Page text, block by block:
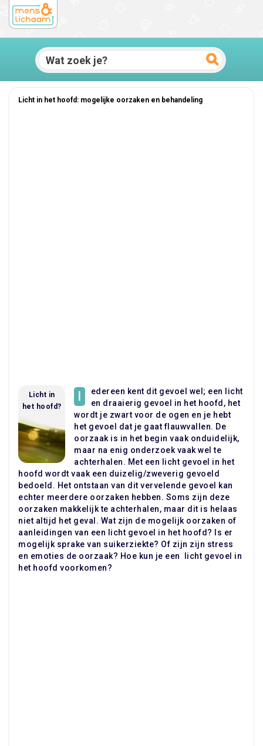
Licht in het hoofd: mogelijke oorzaken en behandeling
Licht in
het hoofd?
I
edereen kent dit gevoel wel; een licht
en draaierig gevoel in het hoofd, het
wordt je zwart voor de ogen en je hebt
het gevoel dat je gaat flauwvallen. De
oorzaak is in het begin vaak onduidelijk,
maar na enig onderzoek vaak wel te
achterhalen. Met een licht gevoel in het
hoofd wordt vaak een duizelig/zweverig gevoeld
bedoeld. Het ontstaan van dit vervelende gevoel kan
echter meerdere oorzaken hebben. Soms zijn deze
oorzaken makkelijk te achterhalen, maar dit is helaas
niet altijd het geval. Wat zijn de mogelijk oorzaken of
aanleidingen van een licht gevoel in het hoofd? Is er
mogelijk sprake van suikerziekte? Of zijn zijn stress
en emoties de oorzaak? Hoe kun je een licht gevoel in
het hoofd voorkomen?